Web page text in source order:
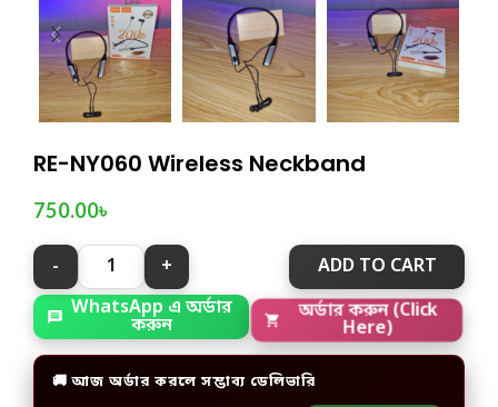
RE-NY060 Wireless Neckband
750.00৳
ADD TO CART
WhatsApp এ অর্ডার
করুন
অর্ডার করুন (Click
Here)
🚚 আজ অর্ডার করলে সম্ভাব্য ডেলিভারি